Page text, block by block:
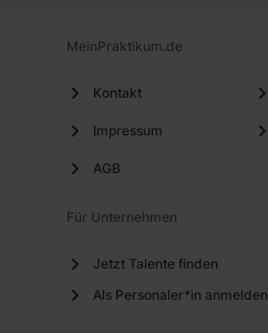
MeinPraktikum.de
Kontakt
Impressum
AGB
Für Unternehmen
Jetzt Talente finden
Als Personaler*in anmelden